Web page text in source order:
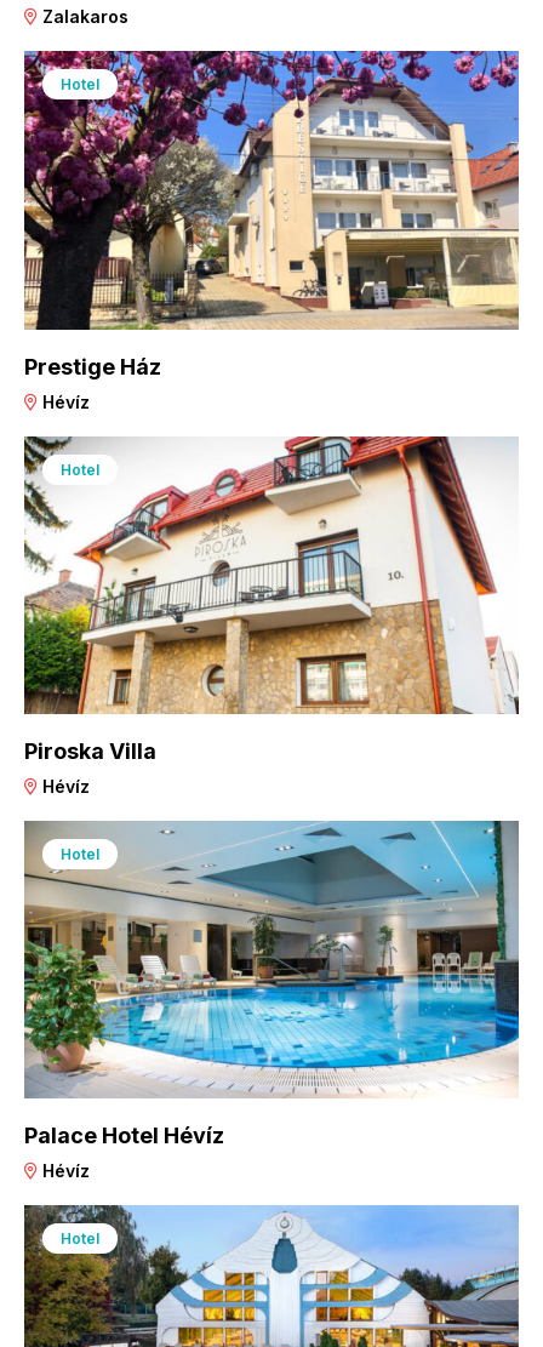
Zalakaros
Hotel
Prestige Ház
Hévíz
Hotel
Piroska Villa
Hévíz
Hotel
Palace Hotel Hévíz
Hévíz
Hotel